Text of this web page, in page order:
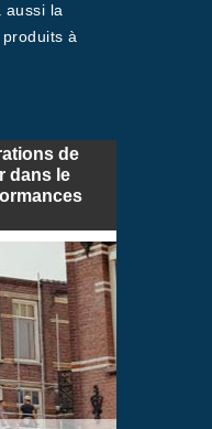
aussi la
à
de
dans le